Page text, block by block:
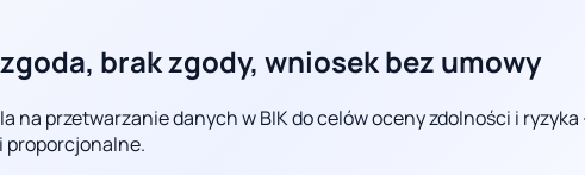
brak zgody, wniosek bez umowy
na przetwarzanie danych w BIK do celów oceny zdolności i
proporcjonalne.